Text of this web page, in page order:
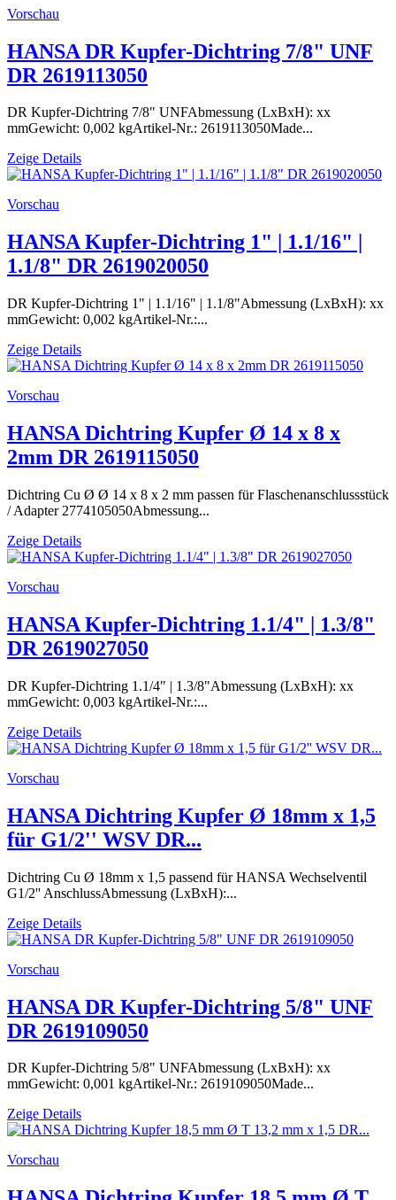
Vorschau
HANSA DR Kupfer-Dichtring 7/8" UNF
DR 2619113050
DR Kupfer-Dichtring 7/8" UNFAbmessung (LxBxH): xx
mmGewicht: 0,002 kgArtikel-Nr.: 2619113050Made...
Zeige Details
Vorschau
HANSA Kupfer-Dichtring 1" | 1.1/16" |
1.1/8" DR 2619020050
DR Kupfer-Dichtring 1" | 1.1/16" | 1.1/8"Abmessung (LxBxH): xx
mmGewicht: 0,002 kgArtikel-Nr.:...
Zeige Details
Vorschau
HANSA Dichtring Kupfer Ø 14 x 8 x
2mm DR 2619115050
Dichtring Cu Ø Ø 14 x 8 x 2 mm passen für Flaschenanschlussstück
/ Adapter 2774105050Abmessung...
Zeige Details
Vorschau
HANSA Kupfer-Dichtring 1.1/4" | 1.3/8"
DR 2619027050
DR Kupfer-Dichtring 1.1/4" | 1.3/8"Abmessung (LxBxH): xx
mmGewicht: 0,003 kgArtikel-Nr.:...
Zeige Details
Vorschau
HANSA Dichtring Kupfer Ø 18mm x 1,5
für G1/2'' WSV DR...
Dichtring Cu Ø 18mm x 1,5 passend für HANSA Wechselventil
G1/2'' AnschlussAbmessung (LxBxH):...
Zeige Details
Vorschau
HANSA DR Kupfer-Dichtring 5/8" UNF
DR 2619109050
DR Kupfer-Dichtring 5/8" UNFAbmessung (LxBxH): xx
mmGewicht: 0,001 kgArtikel-Nr.: 2619109050Made...
Zeige Details
Vorschau